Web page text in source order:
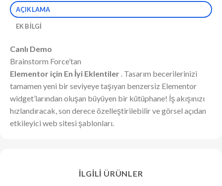
AÇIKLAMA
EK BILGI
Canlı Demo
Brainstorm Force’tan
Elementor için En İyi Eklentiler . Tasarım becerilerinizi
tamamen yeni bir seviyeye taşıyan benzersiz Elementor
widget’larından oluşan büyüyen bir kütüphane! İş akışınızı
hızlandıracak, son derece özelleştirilebilir ve görsel açıdan
etkileyici web sitesi şablonları.
İLGILI ÜRÜNLER